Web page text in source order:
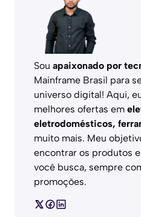
Sou apaixonado por
Mainframe Brasil para
universo digital! Aqui,
melhores ofertas em
eletrodomésticos,
muito mais. Meu
encontrar os produtos
você busca, sempre
promoções.